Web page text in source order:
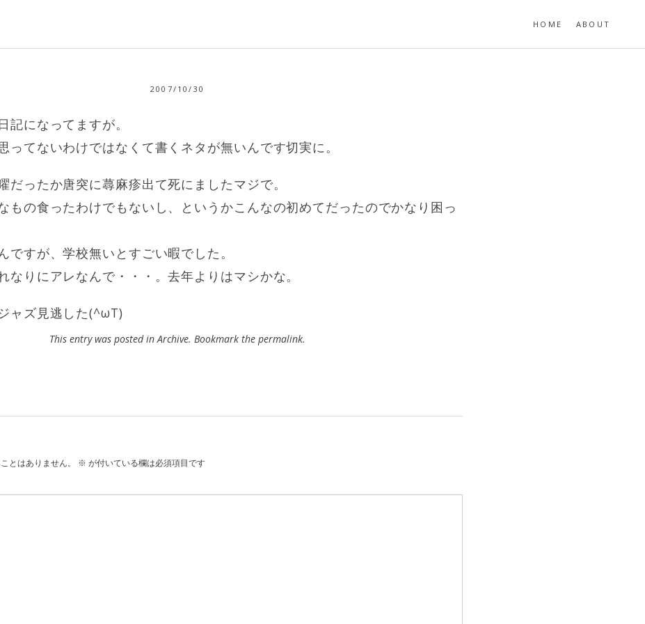
HOME ABOUT
2007/10/30
記になってますが。
ってないわけではなくて書くネタが無いんです切実に。
だったか唐突に蕁麻疹出て死にましたマジで。
もの食ったわけでもないし、というかこんなの初めてだったのでかなり困っ
ですが、学校無いとすごい暇でした。
なりにアレなんで・・・。去年よりはマシかな。
ャズ見逃した(^ωT)
This entry was posted inArchive. Bookmark the permalink.
とはありません。
※ が付いている欄は必須項目です